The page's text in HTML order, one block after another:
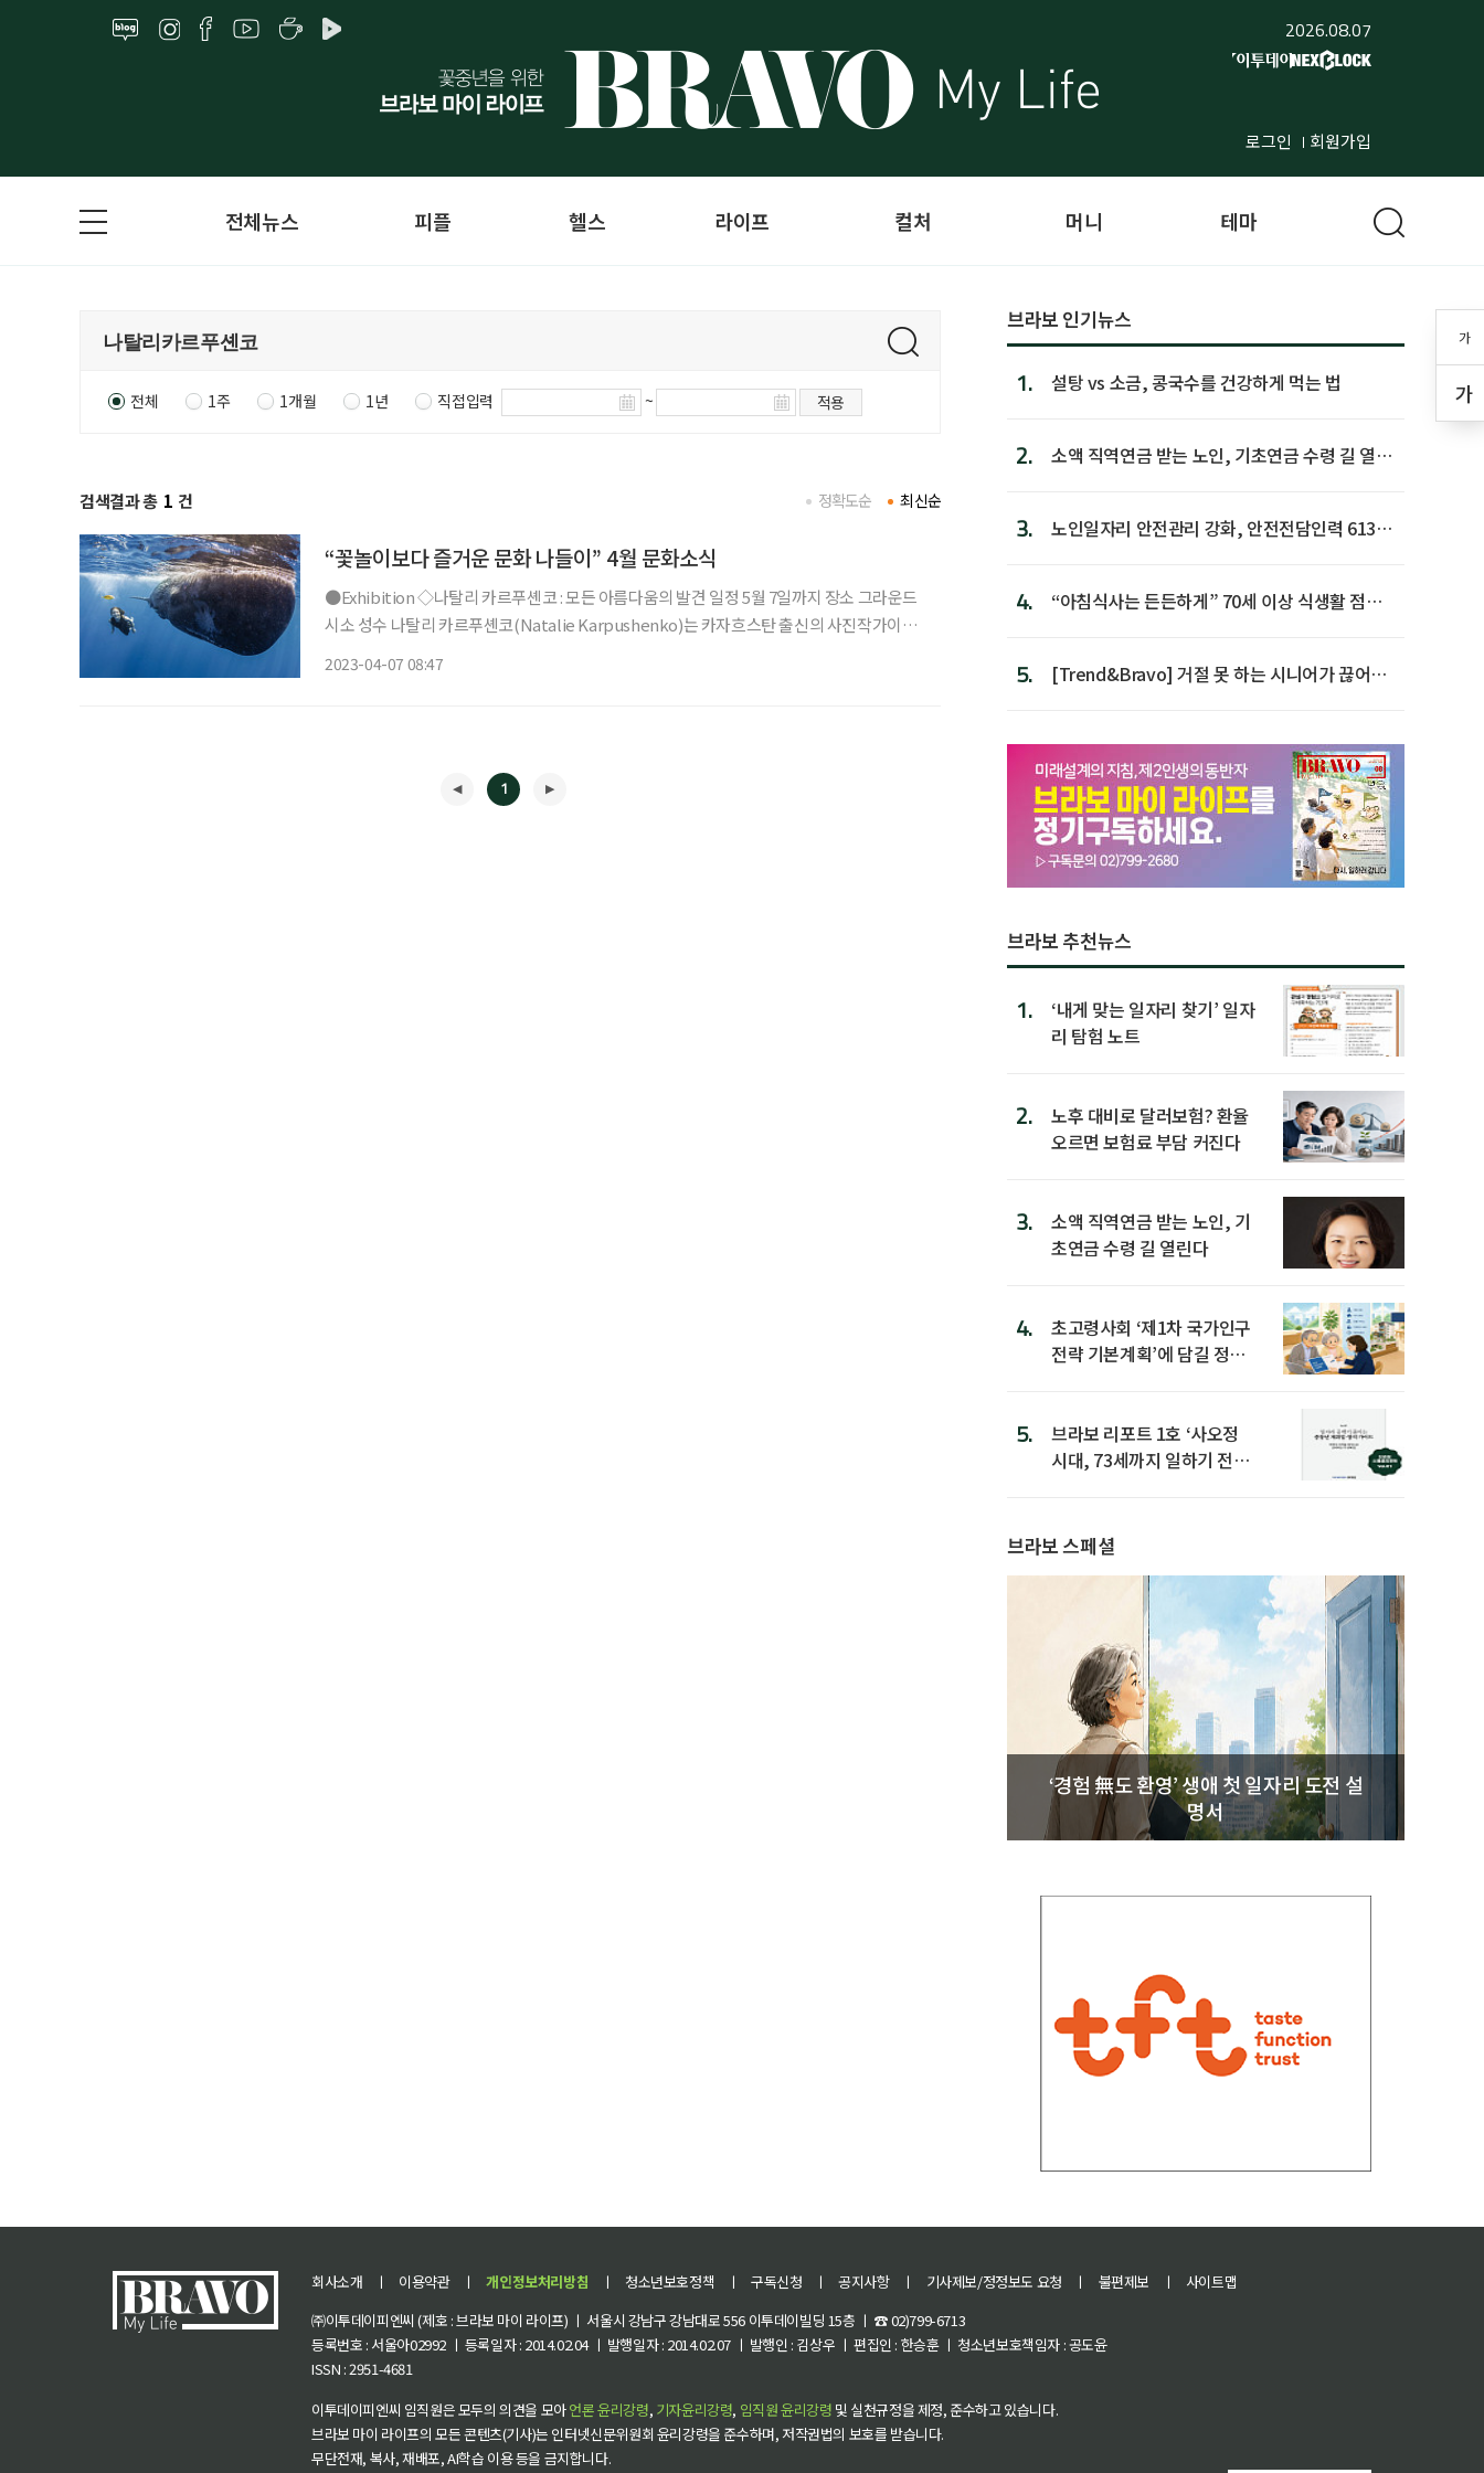
2026.08.07
로그인 회원가입
가
가
전체뉴스 피플 헬스 라이프 컬처 머니 테마
전체 1주 1개월 1년 직접입력 ~ 적용
검색결과 총 1 건 최신순
정확도순
“꽃놀이보다 즐거운 문화 나들이” 4월 문화소식
●Exhibition ◇나탈리 카르푸셴코 : 모든 아름다움의 발견 일정 5월 7일까지 장소 그라운드
시소 성수 나탈리 카르푸셴코(Natalie Karpushenko)는 카자흐스탄 출신의 사진작가이자
2023-04-07 08:47
1
브라보 인기뉴스
1. 설탕 vs 소금, 콩국수를 건강하게 먹는 법
2.
소액 직역연금 받는 노인, 기초연금 수령 길 열린
3.
노인일자리 안전관리 강화, 안전전담인력 613명
4.
“아침식사는 든든하게” 70세 이상 식생활 점수
5.
[Trend&Bravo] 거절 못 하는 시니어가 끊어야
브라보 추천뉴스
1.
‘내게 맞는 일자리 찾기’ 일자
리 탐험 노트
2.
노후 대비로 달러보험? 환율
오르면 보험료 부담 커진다
3.
소액 직역연금 받는 노인, 기
초연금 수령 길 열린다
4.
초고령사회 ‘제1차 국가인구
전략 기본계획’에 담길 정책
5.
브라보 리포트 1호 ‘사오정
시대, 73세까지 일하기 전략’
브라보 스페셜
‘경험 無도 환영’ 생애 첫 일자리 도전 설
명서
회사소개 ㅣ 이용약관 ㅣ 개인정보처리방침 ㅣ 청소년보호정책 ㅣ 구독신청 ㅣ 공지사항 ㅣ 기사제보/정정보도 요청 ㅣ 불편제보 ㅣ
사이트맵
㈜이투데이피엔씨 (제호 : 브라보 마이 라이프) ㅣ 서울시 강남구 강남대로 556 이투데이빌딩 15층 ㅣ ☎ 02)799-6713
등록번호 : 서울아02992 ㅣ 등록일자 : 2014.02.04 ㅣ 발행일자 : 2014.02.07 ㅣ 발행인 : 김상우 ㅣ 편집인 : 한승훈 ㅣ 청소년보호책임자 : 공도윤
ISSN : 2951-4681
이투데이피엔씨 임직원은 모두의 의견을 모아언론 윤리강령, 기자윤리강령, 임직원 윤리강령 및 실천규정을 제정, 준수하고 있습니다.
브라보 마이 라이프의 모든 콘텐츠(기사)는 인터넷신문위원회 윤리강령을 준수하며, 저작권법의 보호를 받습니다.
무단전재, 복사, 재배포, AI학습 이용 등을 금지합니다.